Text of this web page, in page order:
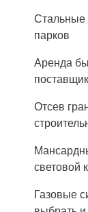
Стальные
парков
Аренда
Отсев
световой
Газовые